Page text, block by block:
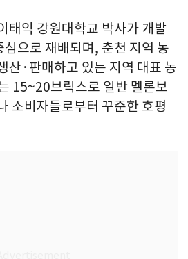
태익 강원대학교 박사가 개발
으로 재배되며, 춘천 지역 농
산·판매하고 있는 지역 대표 농
15~20브릭스로 일반 멜론보
소비자들로부터 꾸준한 호평